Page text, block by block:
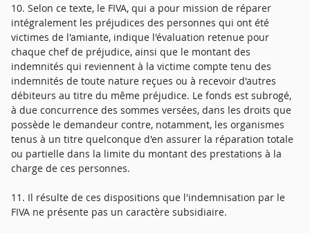
10. Selon ce texte, le FIVA, qui a pour mission de réparer
intégralement les préjudices des personnes qui ont été
victimes de l'amiante, indique l'évaluation retenue pour
chaque chef de préjudice, ainsi que le montant des
indemnités qui reviennent à la victime compte tenu des
indemnités de toute nature reçues ou à recevoir d'autres
débiteurs au titre du même préjudice. Le fonds est subrogé,
à due concurrence des sommes versées, dans les droits que
possède le demandeur contre, notamment, les organismes
tenus à un titre quelconque d'en assurer la réparation totale
ou partielle dans la limite du montant des prestations à la
charge de ces personnes.
11. Il résulte de ces dispositions que l'indemnisation par le
FIVA ne présente pas un caractère subsidiaire.